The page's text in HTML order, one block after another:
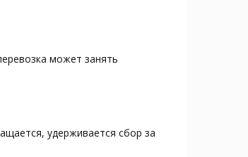
может занять
удерживается сбор за